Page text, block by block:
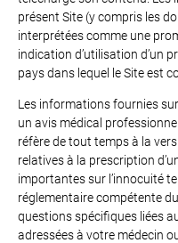
présent Site (y compris les
interprétées comme une
indication d’utilisation d’un
pays dans lequel le Site est
Les informations fournies
un avis médical
réfère de tout temps à la
relatives à la prescription
importantes sur l’innocuité
réglementaire compétente
questions spécifiques liées
adressées à votre médecin